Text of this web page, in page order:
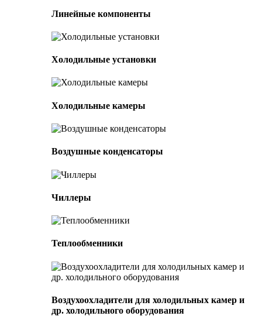
Линейные компоненты
Холодильные установки
Холодильные камеры
Воздушные конденсаторы
Чиллеры
Теплообменники
Воздухоохладители для холодильных камер и
др. холодильного оборудования